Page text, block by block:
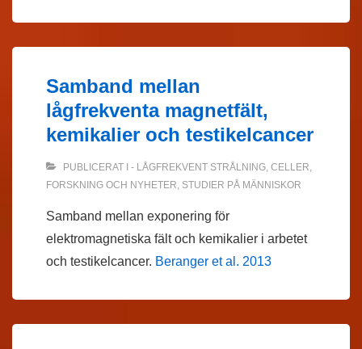
Samband mellan
lågfrekventa magnetfält,
kemikalier och testikelcancer
PUBLICERAT I - LÅGFREKVENT STRÅLNING, CELLER
FORSKNING OCH NYHETER STUDIER PÅ MÄNNISKOR
Samband mellan exponering för
elektromagnetiska fält och kemikalier i arbetet
och testikelcancer. Beranger et al. 2013